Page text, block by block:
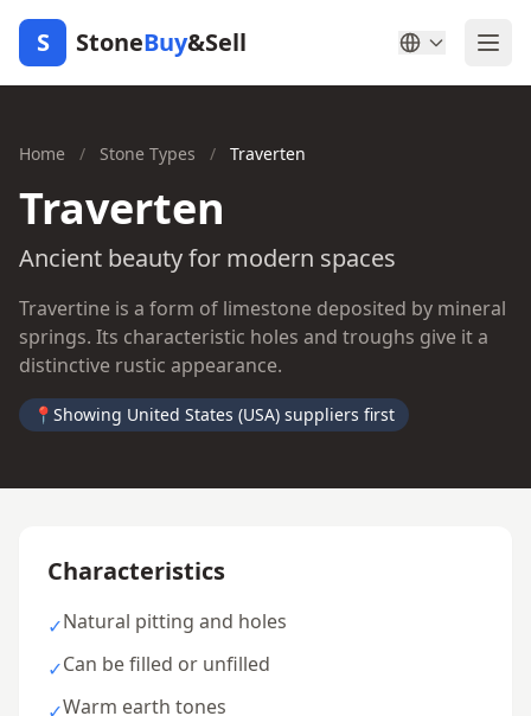
S StoneBuy&Sell
Home / Stone Types / Traverten
Traverten
Ancient beauty for modern spaces
Travertine is a form of limestone deposited by mineral
springs. Its characteristic holes and troughs give it a
distinctive rustic appearance.
📍 Showing United States (USA) suppliers first
Characteristics
✓Natural pitting and holes
✓Can be filled or unfilled
Warm earth tones